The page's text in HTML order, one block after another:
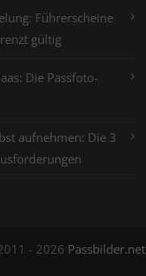
Führerscheine
gültig
Die Passfoto-
aufnehmen: Die 3
- 2026 Passbilder.net